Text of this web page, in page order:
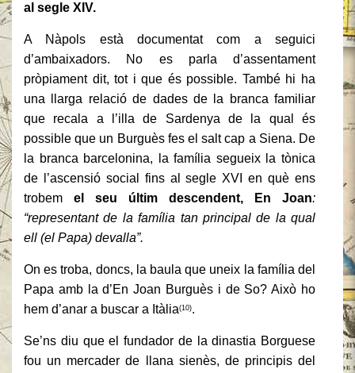
al segle XIV.
A Nàpols està documentat com a seguici
d’ambaixadors. No es parla d’assentament
pròpiament dit, tot i que és possible. També hi ha
una llarga relació de dades de la branca familiar
que recala a l’illa de Sardenya de la qual és
possible que un Burguès fes el salt cap a Siena. De
la branca barcelonina, la família segueix la tònica
de l’ascensió social fins al segle XVI en què ens
trobem el seu últim descendent, En Joan:
“representant de la família tan principal de la qual
ell (el Papa) devalla”.
On es troba, doncs, la baula que uneix la família del
Papa amb la d’En Joan Burguès i de So? Això ho
hem d’anar a buscar a Itàlia(10).
Se’ns diu que el fundador de la dinastia Borguese
fou un mercader de llana sienès, de principis del